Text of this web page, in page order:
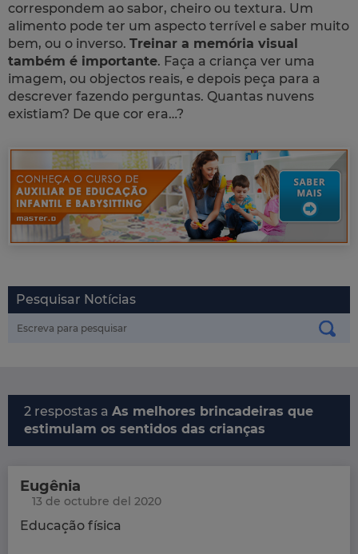
correspondem ao sabor, cheiro ou textura. Um
alimento pode ter um aspecto terrível e saber muito
bem, ou o inverso. Treinar a memória visual
também é importante. Faça a criança ver uma
imagem, ou objectos reais, e depois peça para a
descrever fazendo perguntas. Quantas nuvens
existiam? De que cor era…?
Pesquisar Notícias
2 respostas a As melhores brincadeiras que
estimulam os sentidos das crianças
Eugênia
13 de octubre del 2020
Educação física